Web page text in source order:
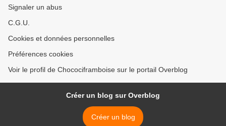
Signaler un abus
C.G.U.
Cookies et données personnelles
Préférences cookies
Voir le profil de Chocociframboise sur le portail Overblog
Créer un blog sur Overblog
Créer un blog